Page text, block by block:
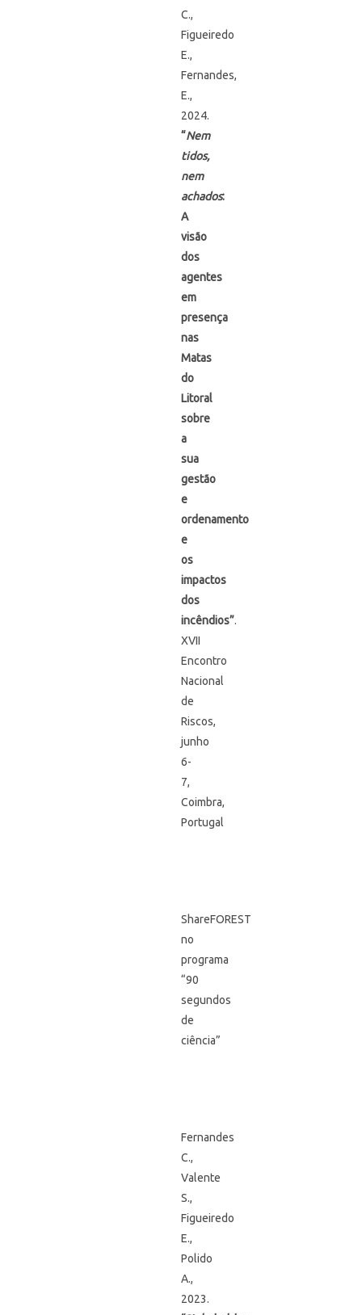
C.,
Figueiredo
E.,
Fernandes,
E.,
2024.
“Nem
tidos,
nem
achados:
A
visão
dos
agentes
em
presença
nas
Matas
do
Litoral
sobre
a
sua
gestão
e
ordenamento
e
os
impactos
dos
incêndios”.
XVII
Encontro
Nacional
de
Riscos,
junho
6-
7,
Coimbra,
Portugal
ShareFOREST
no
programa
“90
segundos
de
ciência”
Fernandes
C.,
Valente
S.,
Figueiredo
E.,
Polido
A.,
2023.